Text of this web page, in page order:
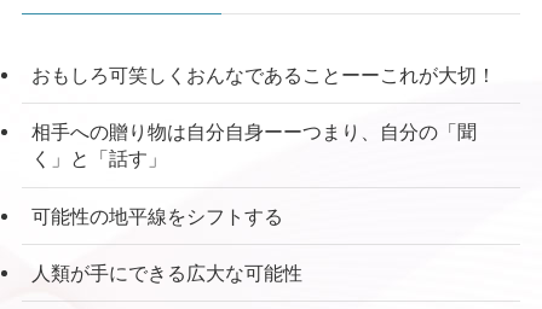
おもしろ可笑しくおんなであることーーこれが大切！
相手への贈り物は自分自身ーーつまり、自分の「聞
く」と「話す」
可能性の地平線をシフトする
人類が手にできる広大な可能性